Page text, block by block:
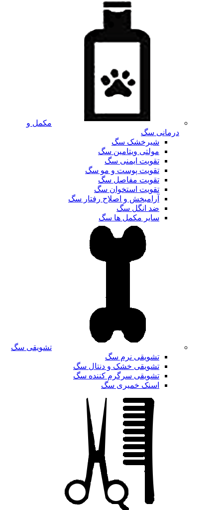
مکمل و
درمانی سگ
شیرخشک سگ
مولتی ویتامین سگ
تقویت ایمنی سگ
تقویت پوست و مو سگ
تقویت مفاصل سگ
تقویت استخوان سگ
آرامبخش و اصلاح رفتار سگ
ضد انگل سگ
سایر مکمل ها سگ
تشویقی سگ
تشویقی نرم سگ
تشویقی خشک و دنتال سگ
تشویقی سرگرم کننده سگ
اسنک خمیری سگ